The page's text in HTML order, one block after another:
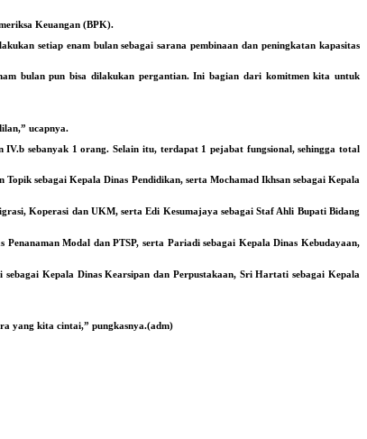
Keuangan (BPK).
setiap enam bulan sebagai sarana pembinaan dan peningkatan kapasitas
bulan pun bisa dilakukan pergantian. Ini bagian dari komitmen kita untuk
ucapnya.
sebanyak 1 orang. Selain itu, terdapat 1 pejabat fungsional, sehingga total
sebagai Kepala Dinas Pendidikan, serta Mochamad Ikhsan sebagai Kepala
Koperasi dan UKM, serta Edi Kesumajaya sebagai Staf Ahli Bupati Bidang
Modal dan PTSP, serta Pariadi sebagai Kepala Dinas Kebudayaan,
Kepala Dinas Kearsipan dan Perpustakaan, Sri Hartati sebagai Kepala
yang kita cintai,” pungkasnya.(adm)